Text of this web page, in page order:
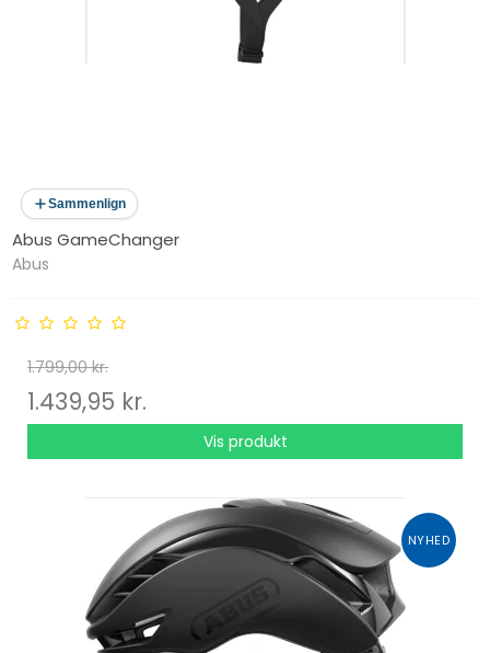
Sammenlign
Abus GameChanger
Abus
1.799,00 kr.
1.439,95 kr.
Vis produkt
NYHED